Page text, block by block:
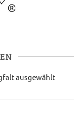
ausgewählt